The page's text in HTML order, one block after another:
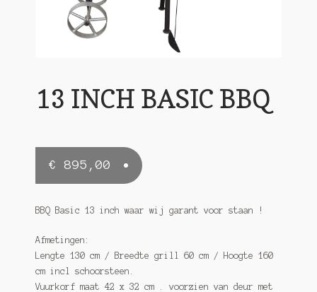
Pulled Pork BBQ
Rookoven Recepten
13 INCH BASIC BBQ
€ 895,00
BBQ Basic 13 inch waar wij garant voor staan !
Afmetingen:
Lengte 130 cm / Breedte grill 60 cm / Hoogte 160
cm incl schoorsteen.
Vuurkorf maat 42 x 32 cm . voorzien van deur met